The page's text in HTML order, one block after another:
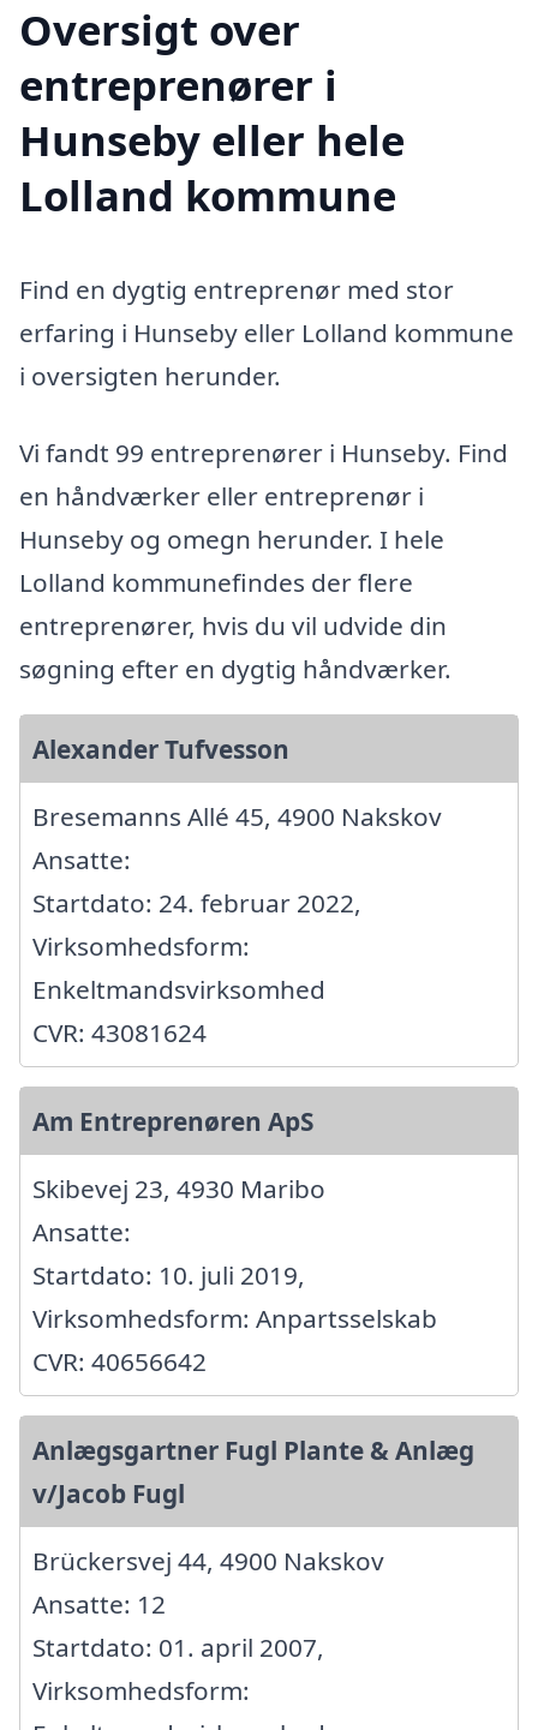
Oversigt over
entreprenører i
Hunseby eller hele
Lolland kommune
Find en dygtig entreprenør med stor
erfaring i Hunseby eller Lolland kommune
i oversigten herunder.
Vi fandt 99 entreprenører i Hunseby. Find
en håndværker eller entreprenør i
Hunseby og omegn herunder. I hele
Lolland kommunefindes der flere
entreprenører, hvis du vil udvide din
søgning efter en dygtig håndværker.
Alexander Tufvesson
Bresemanns Allé 45, 4900 Nakskov
Ansatte:
Startdato: 24. februar 2022,
Virksomhedsform:
Enkeltmandsvirksomhed
CVR: 43081624
Am Entreprenøren ApS
Skibevej 23, 4930 Maribo
Ansatte:
Startdato: 10. juli 2019,
Virksomhedsform: Anpartsselskab
CVR: 40656642
Anlægsgartner Fugl Plante & Anlæg
v/Jacob Fugl
Brückersvej 44, 4900 Nakskov
Ansatte: 12
Startdato: 01. april 2007,
Virksomhedsform: